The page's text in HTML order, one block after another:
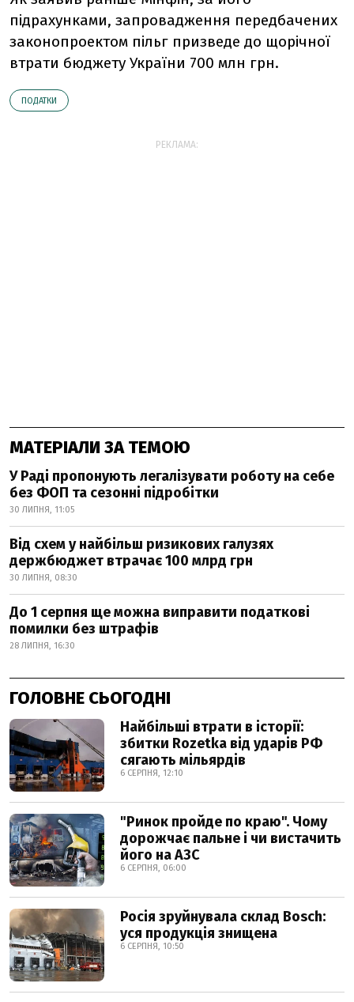
підрахунками, запровадження передбачених
законопроектом пільг призведе до щорічної
втрати бюджету України 700 млн грн.
ПОДАТКИ
РЕКЛАМА:
МАТЕРІАЛИ ЗА ТЕМОЮ
У Раді пропонують легалізувати роботу на себе
без ФОП та сезонні підробітки
30 ЛИПНЯ, 11:05
Від схем у найбільш ризикових галузях
держбюджет втрачає 100 млрд грн
30 ЛИПНЯ, 08:30
До 1 серпня ще можна виправити податкові
помилки без штрафів
28 ЛИПНЯ, 16:30
ГОЛОВНЕ СЬОГОДНІ
Найбільші втрати в історії:
збитки Rozetka від ударів РФ
сягають мільярдів
6 СЕРПНЯ, 12:10
"Ринок пройде по краю". Чому
дорожчає пальне і чи вистачить
його на АЗС
6 СЕРПНЯ, 06:00
Росія зруйнувала склад Bosch:
уся продукція знищена
6 СЕРПНЯ, 10:50